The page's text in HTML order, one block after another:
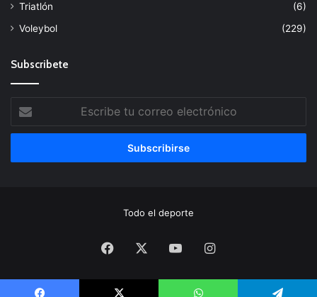
Triatlón
(6)
Voleybol
(229)
Subscribete
Escribe
tu
correo
Todo el deporte
Facebook YouTubeInstagram